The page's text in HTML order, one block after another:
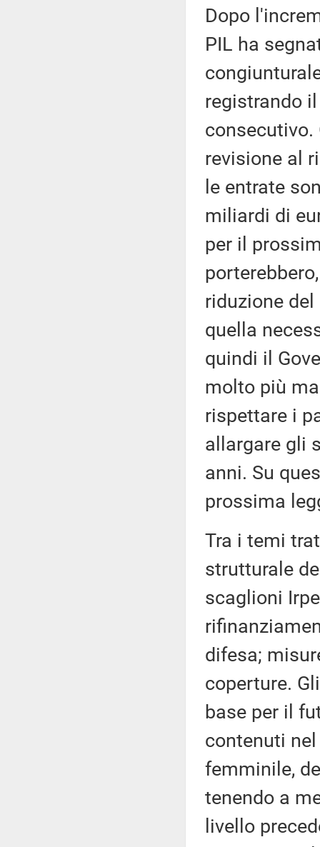
Dopo
PIL ha
registrando
consecutivo.
revisione al
le entrate
miliardi di
per il
riduzione
quella
quindi il
molto più
rispettare i
allargare gli
anni. Su
prossima
Tra i temi
strutturale
scaglioni
difesa;
coperture.
base per il
contenuti
femminile,
tenendo a
livello